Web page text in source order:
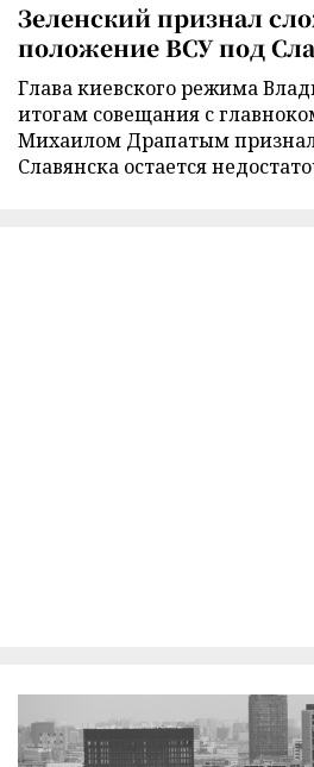
Зеленский признал
положение ВСУ под
Глава киевского режима
итогам совещания с
Михаилом Драпатым
Славянска остается